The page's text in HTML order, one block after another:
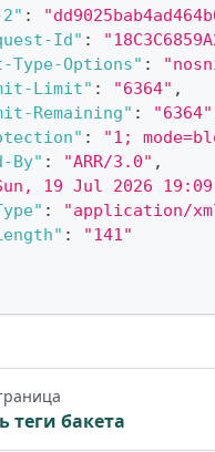
:
Id" :
Type-Options" :
Limit" : "6364" ,
Remaining" : "6364"
: "1;
By" : "ARR/3.0" ,
19 Jul 2026
: "application/
:
"141"
теги бакета